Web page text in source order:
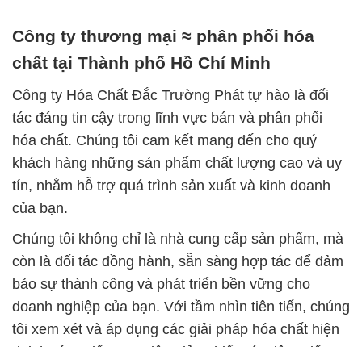
Công ty thương mại ≈ phân phối hóa
chất tại Thành phố Hồ Chí Minh
Công ty Hóa Chất Đắc Trường Phát tự hào là đối
tác đáng tin cậy trong lĩnh vực bán và phân phối
hóa chất. Chúng tôi cam kết mang đến cho quý
khách hàng những sản phẩm chất lượng cao và uy
tín, nhằm hỗ trợ quá trình sản xuất và kinh doanh
của bạn.
Chúng tôi không chỉ là nhà cung cấp sản phẩm, mà
còn là đối tác đồng hành, sẵn sàng hợp tác để đảm
bảo sự thành công và phát triển bền vững cho
doanh nghiệp của bạn. Với tầm nhìn tiên tiến, chúng
tôi xem xét và áp dụng các giải pháp hóa chất hiện